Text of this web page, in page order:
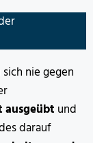
nie gegen
ausgeübt und
darauf